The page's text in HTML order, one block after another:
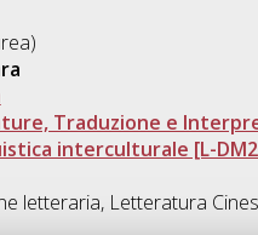
Traduzione e
interculturale [L-
letteraria, Letteratura